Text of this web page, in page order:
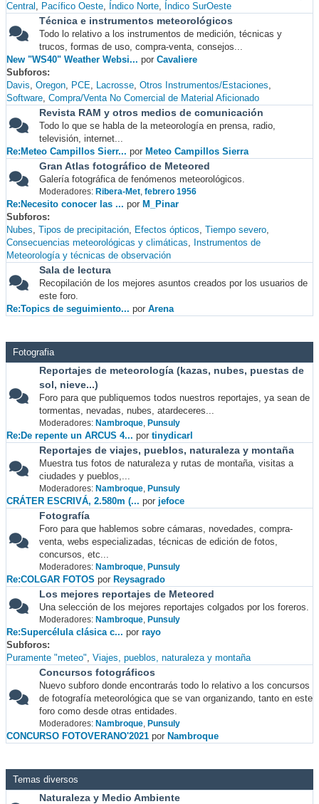
Central
Pacífico Oeste Índico Norte Índico SurOeste
Técnica e instrumentos meteorológicos
Todo lo relativo a los instrumentos de medición, técnicas y
trucos, formas de uso, compra-venta, consejos...
New "WS40" Weather Websi... por Cavaliere
Subforos
Davis Oregon PCE Lacrosse Otros Instrumentos/Estaciones
Software Compra/Venta No Comercial de Material Aficionado
Revista RAM y otros medios de comunicación
Todo lo que se habla de la meteorología en prensa, radio,
televisión, internet...
Re:Meteo Campillos Sierr... por Meteo Campillos Sierra
Gran Atlas fotográfico de Meteored
Galería fotográfica de fenómenos meteorológicos.
Moderadores: Ribera-Met, febrero 1956
Re:Necesito conocer las ... por M_Pinar
Subforos
Nubes Tipos de precipitación Efectos ópticos Tiempo severo
Consecuencias meteorológicas y climáticas
Instrumentos de
Meteorología y técnicas de observación
Sala de lectura
Recopilación de los mejores asuntos creados por los usuarios de
este foro.
Re:Topics de seguimiento... por Arena
Fotografia
Reportajes de meteorología (kazas, nubes, puestas de
sol, nieve...)
Foro para que publiquemos todos nuestros reportajes, ya sean de
tormentas, nevadas, nubes, atardeceres...
Moderadores: Nambroque, Punsuly
Re:De repente un ARCUS 4... por tinydicarl
Reportajes de viajes, pueblos, naturaleza y montaña
Muestra tus fotos de naturaleza y rutas de montaña, visitas a
ciudades y pueblos,...
Moderadores: Nambroque, Punsuly
CRÁTER ESCRIVÁ, 2.580m (... por jefoce
Fotografía
Foro para que hablemos sobre cámaras, novedades, compra-
venta, webs especializadas, técnicas de edición de fotos,
concursos, etc...
Moderadores: Nambroque, Punsuly
Re:COLGAR FOTOS por Reysagrado
Los mejores reportajes de Meteored
Una selección de los mejores reportajes colgados por los foreros.
Moderadores: Nambroque, Punsuly
Re:Supercélula clásica c... por rayo
Subforos
Puramente "meteo" Viajes, pueblos, naturaleza y montaña
Concursos fotográficos
Nuevo subforo donde encontrarás todo lo relativo a los concursos
de fotografía meteorológica que se van organizando, tanto en este
foro como desde otras entidades.
Moderadores: Nambroque, Punsuly
CONCURSO FOTOVERANO'2021 por Nambroque
Temas diversos
Naturaleza y Medio Ambiente